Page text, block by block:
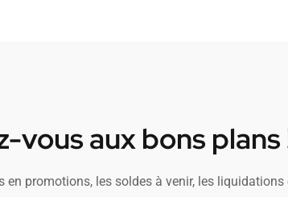
vous aux bons plans
en promotions, les soldes à venir, les liquidations